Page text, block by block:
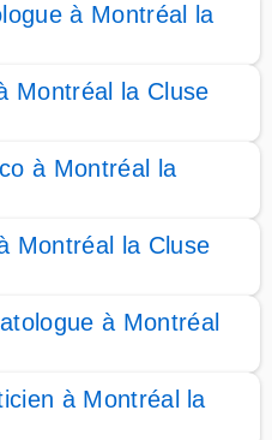
à Montréal la
Montréal la Cluse
à Montréal la
Montréal la Cluse
à Montréal
à Montréal la